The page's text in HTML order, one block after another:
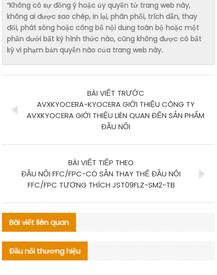
“Không có sự đồng ý hoặc ủy quyền từ trang web này,
không ai được sao chép, in lại, phân phối, trích dẫn, thay
đổi, phát sóng hoặc công bố nội dung toàn bộ hoặc một
phần dưới bất kỳ hình thức nào, cũng không được có bất
kỳ vi phạm bản quyền nào của trang web này.
BÀI VIẾT TRƯỚC
AVXKYOCERA-KYOCERA GIỚI THIỆU CÔNG TY
AVXKYOCERA GIỚI THIỆU LIÊN QUAN ĐẾN SẢN PHẨM
ĐẦU NỐI
BÀI VIẾT TIẾP THEO
ĐẦU NỐI FFC/FPC-CÓ SẴN THAY THẾ ĐẦU NỐI
FFC/FPC TƯƠNG THÍCH JST09FLZ-SM2-TB
Bài viết liên quan
Đầu nối thương hiệu